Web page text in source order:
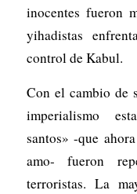
inocentes fueron
yihadistas
control de Kabul.
Con el cambio de
imperialismo
santos» -que
amo- fueron
terroristas. La